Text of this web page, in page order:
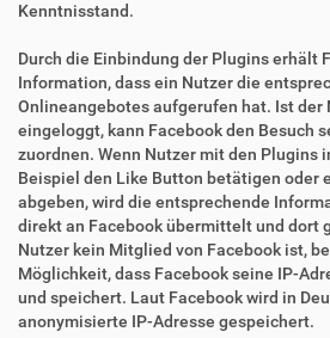
Kenntnisstand.
Durch die Einbindung der Plugins erhält
Information, dass ein Nutzer die
Onlineangebotes aufgerufen hat. Ist der
eingeloggt, kann Facebook den Besuch
zuordnen. Wenn Nutzer mit den Plugins
Beispiel den Like Button betätigen oder
abgeben, wird die entsprechende
direkt an Facebook übermittelt und dort
Nutzer kein Mitglied von Facebook ist,
Möglichkeit, dass Facebook seine IP-
und speichert. Laut Facebook wird in
anonymisierte IP-Adresse gespeichert.